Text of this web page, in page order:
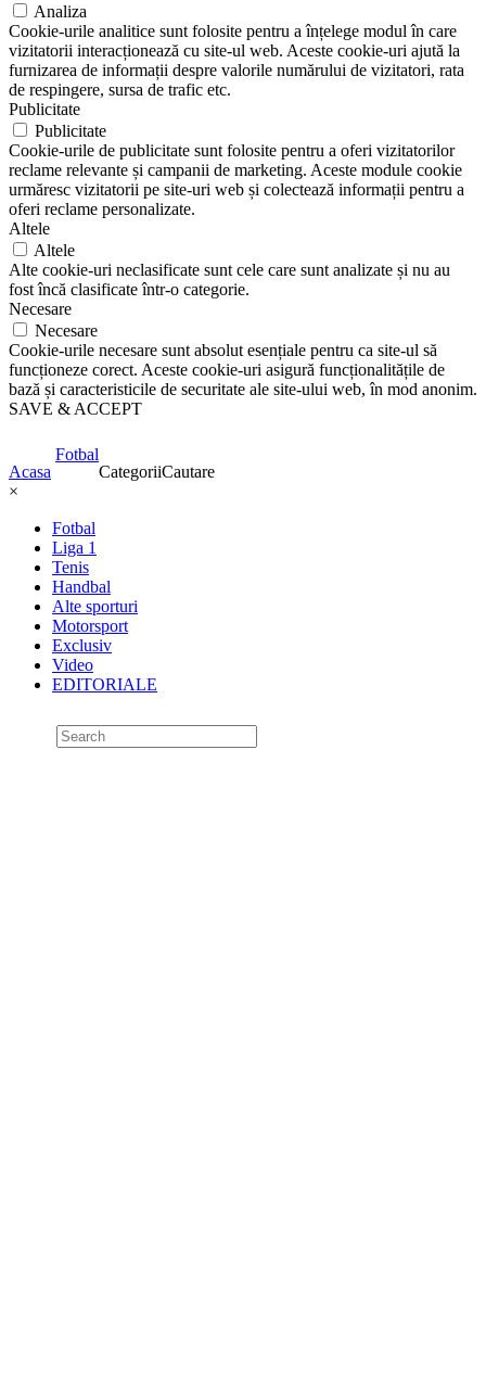
Analiza
Cookie-urile analitice sunt folosite pentru a înțelege modul în care
vizitatorii interacționează cu site-ul web. Aceste cookie-uri ajută la
furnizarea de informații despre valorile numărului de vizitatori, rata
de respingere, sursa de trafic etc.
Publicitate
Publicitate
Cookie-urile de publicitate sunt folosite pentru a oferi vizitatorilor
reclame relevante și campanii de marketing. Aceste module cookie
urmăresc vizitatorii pe site-uri web și colectează informații pentru a
oferi reclame personalizate.
Altele
Altele
Alte cookie-uri neclasificate sunt cele care sunt analizate și nu au
fost încă clasificate într-o categorie.
Necesare
Necesare
Cookie-urile necesare sunt absolut esențiale pentru ca site-ul să
funcționeze corect. Aceste cookie-uri asigură funcționalitățile de
bază și caracteristicile de securitate ale site-ului web, în mod anonim.
SAVE & ACCEPT
Acasa
Fotbal
CategoriiCautare
×
Fotbal
Liga 1
Tenis
Handbal
Alte sporturi
Motorsport
Exclusiv
Video
EDITORIALE